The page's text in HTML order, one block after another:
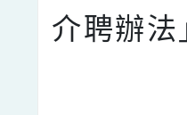
介聘辦法